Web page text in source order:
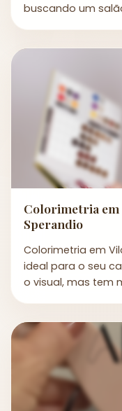
buscando um
Colorimetria em
Sperandio
Colorimetria em
ideal para o seu
o visual, mas tem